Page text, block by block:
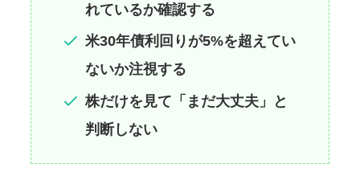
れているか確認する
米30年債利回りが5%を超えてい
ないか注視する
株だけを見て「まだ大丈夫」と
判断しない